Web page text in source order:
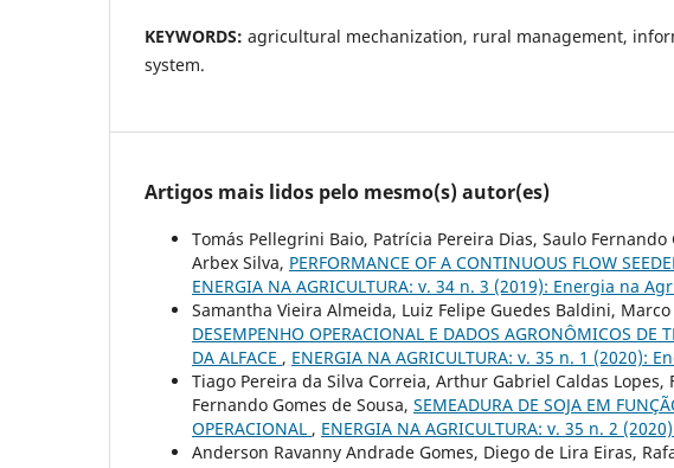
KEYWORDS: agricultural mechanization, rural management,
system.
Artigos mais lidos pelo mesmo(s) autor(es)
Tomás Pellegrini Baio, Patrícia Pereira Dias, Saulo
Arbex Silva, PERFORMANCE OF A CONTINUOUS FLOW
ENERGIA NA AGRICULTURA: v. 34 n. 3 (2019): Energia na
Samantha Vieira Almeida, Luiz Felipe Guedes Baldini,
DESEMPENHO OPERACIONAL E DADOS AGRONÔMICOS DE
DA ALFACE , ENERGIA NA AGRICULTURA: v. 35 n. 1 (2020):
Tiago Pereira da Silva Correia, Arthur Gabriel Caldas
Fernando Gomes de Sousa, SEMEADURA DE SOJA EM
OPERACIONAL , ENERGIA NA AGRICULTURA: v. 35 n. 2
Anderson Ravanny Andrade Gomes, Diego de Lira Eiras,